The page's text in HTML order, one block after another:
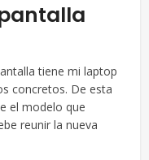
tiene mi laptop
concretos. De esta
el modelo que
reunir la nueva